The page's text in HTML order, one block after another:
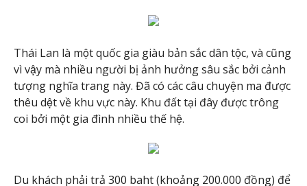
Thái Lan là một quốc gia giàu bản sắc dân tộc, và cũng
vì vậy mà nhiều người bị ảnh hưởng sâu sắc bởi cảnh
tượng nghĩa trang này. Đã có các câu chuyện ma được
thêu dệt về khu vực này. Khu đất tại đây được trông
coi bởi một gia đình nhiều thế hệ.
Du khách phải trả 300 baht (khoảng 200.000 đồng) để